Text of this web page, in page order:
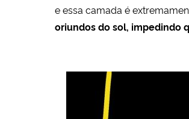
e essa camada é
oriundos do sol, impedindo